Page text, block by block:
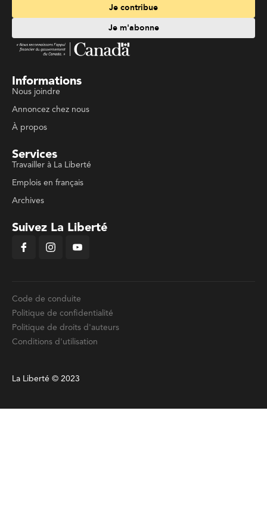
Je contribue
Je m'abonne
Informations
Nous joindre
Annoncez chez nous
À propos
Services
Travailler à La Liberté
Emplois en français
Archives
Suivez La Liberté
Code de conduite
Politique de confidentialité
Politique de droits d'auteurs
Conditions d'utilisation
La Liberté © 2023